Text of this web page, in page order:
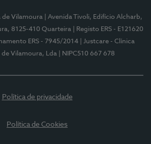
de Vilamoura
| Avenida Tivoli, Edifício Alcharb,
8125-410 Quarteira
| Registo ERS - E121620
ERS - 7945/2014
| Justcare - Clínica
de Vilamoura, Lda
| NIPC510 667 678
Política de privacidade
Política de Cookies